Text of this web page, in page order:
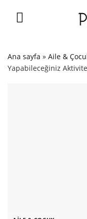
Ana sayfa » Aile &
Yapabileceğiniz